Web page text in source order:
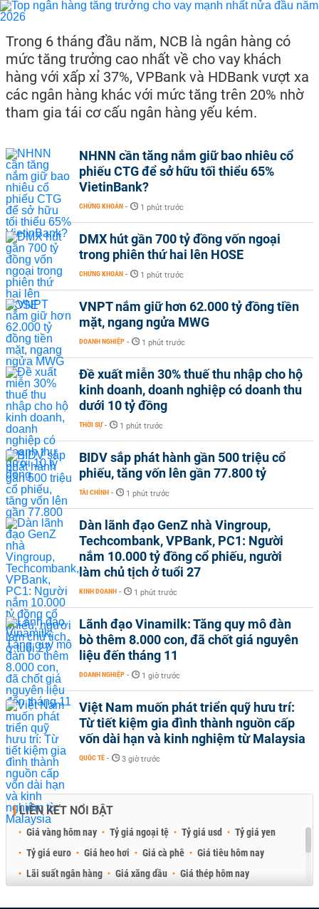
Trong 6 tháng đầu năm, NCB là ngân hàng có
mức tăng trưởng cao nhất về cho vay khách
hàng với xấp xỉ 37%, VPBank và HDBank vượt xa
các ngân hàng khác với mức tăng trên 20% nhờ
tham gia tái cơ cấu ngân hàng yếu kém.
NHNN cần tăng nắm giữ bao nhiêu cổ
phiếu CTG để sở hữu tối thiểu 65%
VietinBank?
CHỨNG KHOÁN - 1 phút trước
DMX hút gần 700 tỷ đồng vốn ngoại
trong phiên thứ hai lên HOSE
CHỨNG KHOÁN - 1 phút trước
VNPT nắm giữ hơn 62.000 tỷ đồng tiền
mặt, ngang ngửa MWG
DOANH NGHIỆP - 1 phút trước
Đề xuất miễn 30% thuế thu nhập cho hộ
kinh doanh, doanh nghiệp có doanh thu
dưới 10 tỷ đồng
THỜI SỰ - 1 phút trước
BIDV sắp phát hành gần 500 triệu cổ
phiếu, tăng vốn lên gần 77.800 tỷ
TÀI CHÍNH - 1 phút trước
Dàn lãnh đạo GenZ nhà Vingroup,
Techcombank, VPBank, PC1: Người
nắm 10.000 tỷ đồng cổ phiếu, người
làm chủ tịch ở tuổi 27
KINH DOANH - 1 phút trước
Lãnh đạo Vinamilk: Tăng quy mô đàn
bò thêm 8.000 con, đã chốt giá nguyên
liệu đến tháng 11
DOANH NGHIỆP - 1 giờ trước
Việt Nam muốn phát triển quỹ hưu trí:
Từ tiết kiệm gia đình thành nguồn cấp
vốn dài hạn và kinh nghiệm từ Malaysia
QUỐC TẾ - 3 giờ trước
LIÊN KẾT NỔI BẬT
Giá vàng hôm nay Tỷ giá ngoại tệ Tỷ giá usd
Tỷ giá yen
Tỷ giá euro
Giá heo hơi Giá cà phê
Giá tiêu hôm nay
Lãi suất ngân hàng
Giá xăng dầu
Giá thép hôm nay